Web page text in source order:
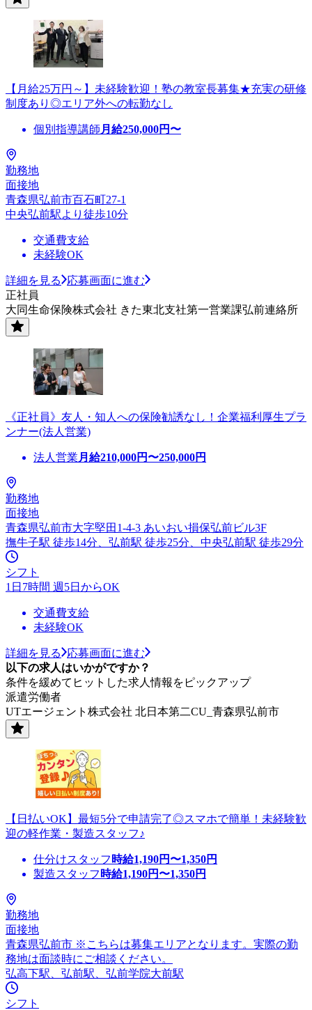
【月給25万円～】未経験歓迎！塾の教室長募集★充実の研修
制度あり◎エリア外への転勤なし
個別指導講師 月給250,000円〜
勤務地
面接地
青森県弘前市百石町27-1
中央弘前駅より徒歩10分
交通費支給
未経験OK
詳細を見る
応募画面に進む
正社員
大同生命保険株式会社 きた東北支社第一営業課弘前連絡所
《正社員》友人・知人への保険勧誘なし！企業福利厚生プラ
ンナー(法人営業)
法人営業 月給210,000円〜250,000円
勤務地
面接地
青森県弘前市大字堅田1-4-3 あいおい損保弘前ビル3F
撫牛子駅 徒歩14分、弘前駅 徒歩25分、中央弘前駅 徒歩29分
シフト
1日7時間 週5日からOK
交通費支給
未経験OK
詳細を見る
応募画面に進む
以下の求人はいかがですか？
条件を緩めてヒットした求人情報をピックアップ
派遣労働者
UTエージェント株式会社 北日本第二CU_青森県弘前市
【日払いOK】最短5分で申請完了◎スマホで簡単！未経験歓
迎の軽作業・製造スタッフ♪
仕分けスタッフ 時給1,190円〜1,350円
製造スタッフ 時給1,190円〜1,350円
勤務地
面接地
青森県弘前市 ※こちらは募集エリアとなります。実際の勤
務地は面談時にご相談ください。
弘高下駅、弘前駅、弘前学院大前駅
シフト